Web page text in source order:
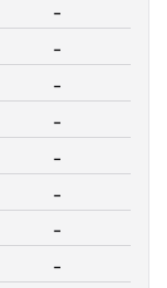
-
-
-
-
-
-
-
-